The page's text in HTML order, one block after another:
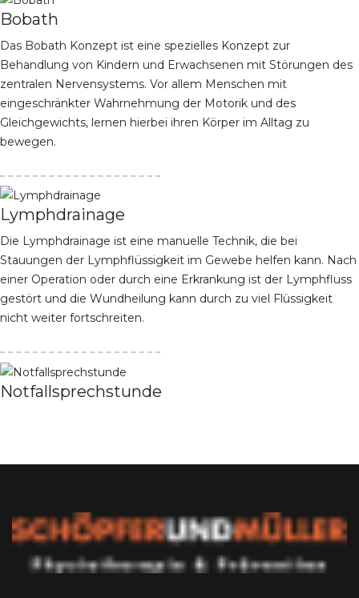
Bobath
Das Bobath Konzept ist eine spezielles Konzept zur
Behandlung von Kindern und Erwachsenen mit Störungen des
zentralen Nervensystems. Vor allem Menschen mit
eingeschränkter Wahrnehmung der Motorik und des
Gleichgewichts, lernen hierbei ihren Körper im Alltag zu
bewegen.
Lymphdrainage
Die Lymphdrainage ist eine manuelle Technik, die bei
Stauungen der Lymphflüssigkeit im Gewebe helfen kann. Nach
einer Operation oder durch eine Erkrankung ist der Lymphfluss
gestört und die Wundheilung kann durch zu viel Flüssigkeit
nicht weiter fortschreiten.
Notfallsprechstunde